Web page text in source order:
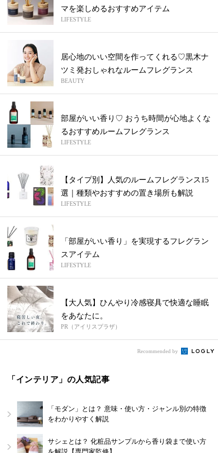
マを楽しめるおすすめアイテム
LIFESTYLE
居心地のいい空間を作ってくれる♡黒木ナ
ツミ発おしゃれなルームフレグランス
BEAUTY
部屋がいい香り♡ おうち時間が心地よくな
るおすすめルームフレグランス
LIFESTYLE
【タイプ別】人気のルームフレグランス15
選｜種類やおすすめの置き場所も解説
LIFESTYLE
「部屋がいい香り」を実現するフレグラン
スアイテム
LIFESTYLE
【大人気】ひんやり冷感寝具で快適な睡眠
をあなたに。
PR（アイリスプラザ）
Recommended by
「インテリア」の人気記事
「モダン」とは？ 意味・使い方・ジャンル別の特徴
をわかりやすく解説
サシェとは？ 化粧品サンプルから香り袋まで使い方